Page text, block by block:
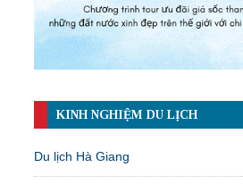
KINH NGHIỆM DU LỊCH
Du lịch Hà Giang